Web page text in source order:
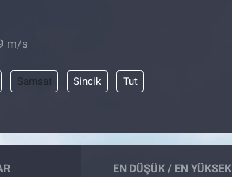
m/s
Samsat Sincik Tut
EN DÜŞÜK / EN YÜKSEK